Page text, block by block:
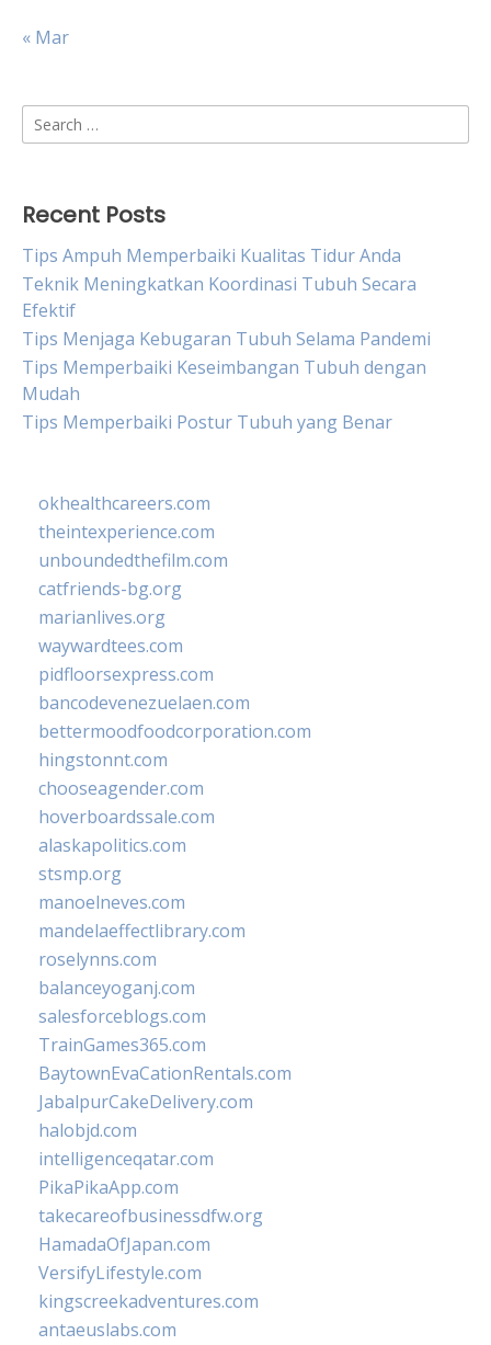
« Mar
Search
for:
Recent Posts
Tips Ampuh Memperbaiki Kualitas Tidur Anda
Teknik Meningkatkan Koordinasi Tubuh Secara
Efektif
Tips Menjaga Kebugaran Tubuh Selama Pandemi
Tips Memperbaiki Keseimbangan Tubuh dengan
Mudah
Tips Memperbaiki Postur Tubuh yang Benar
okhealthcareers.com
theintexperience.com
unboundedthefilm.com
catfriends-bg.org
marianlives.org
waywardtees.com
pidfloorsexpress.com
bancodevenezuelaen.com
bettermoodfoodcorporation.com
hingstonnt.com
chooseagender.com
hoverboardssale.com
alaskapolitics.com
stsmp.org
manoelneves.com
mandelaeffectlibrary.com
roselynns.com
balanceyoganj.com
salesforceblogs.com
TrainGames365.com
BaytownEvaCationRentals.com
JabalpurCakeDelivery.com
halobjd.com
intelligenceqatar.com
PikaPikaApp.com
takecareofbusinessdfw.org
HamadaOfJapan.com
VersifyLifestyle.com
kingscreekadventures.com
antaeuslabs.com